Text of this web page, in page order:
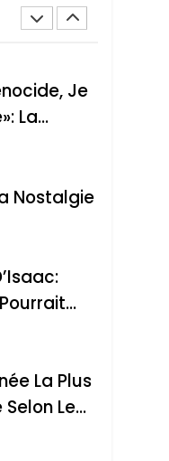
Loya
Je
La
De
Nostalgie
13 Pays
La Plus
Le